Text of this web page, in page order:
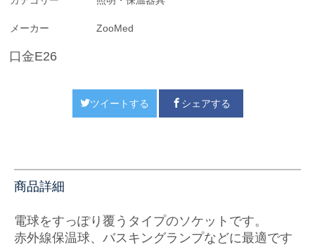
メーカー ZooMed
口金E26
ツイートする シェアする
商品詳細
電球をすっぽり覆うタイプのソケットです。
赤外線保温球、バスキングランプなどに最適です